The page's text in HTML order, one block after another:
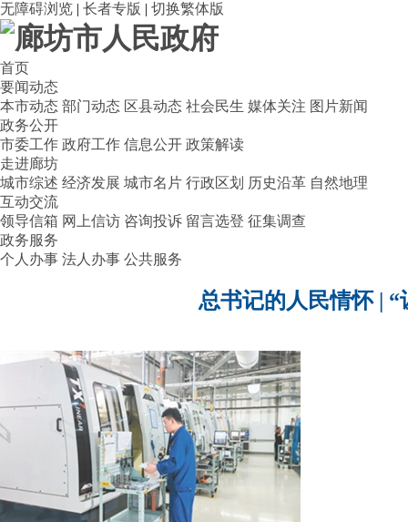
无障碍浏览 | 长者专版 | 切换繁体版
首页
要闻动态
本市动态 部门动态 区县动态 社会民生 媒体关注 图片新闻
政务公开
市委工作 政府工作 信息公开 政策解读
走进廊坊
城市综述 经济发展 城市名片 行政区划 历史沿革 自然地理
互动交流
领导信箱 网上信访 咨询投诉 留言选登 征集调查
政务服务
个人办事 法人办事 公共服务
总书记的人民情怀 | “